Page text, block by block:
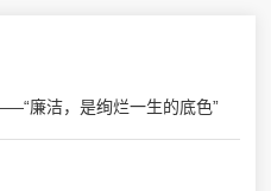
廉洁，是绚烂一生的底色”